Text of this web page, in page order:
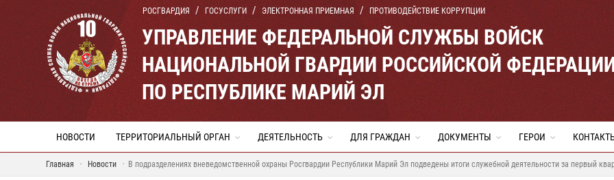
РОСГВАРДИЯ ГОСУСЛУГИ ЭЛЕКТРОННАЯ ПРИЕМНАЯ ПРОТИВОДЕЙСТВИЕ КОРРУПЦИИ
УПРАВЛЕНИЕ ФЕДЕРАЛЬНОЙ СЛУЖБЫ ВОЙСК
НАЦИОНАЛЬНОЙ ГВАРДИИ РОССИЙСКОЙ
ПО РЕСПУБЛИКЕ МАРИЙ ЭЛ
НОВОСТИ ТЕРРИТОРИАЛЬНЫЙ ОРГАН ДЕЯТЕЛЬНОСТЬ ДЛЯ ГРАЖДАН ДОКУМЕНТЫ ГЕРОИ
Главная Новости В подразделениях вневедомственной охраны Росгвардии Республики Марий Эл подведены итоги служебной деятельности за первый